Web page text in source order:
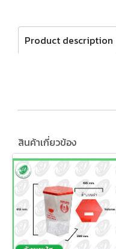
Product description
สินค้าเกี่ยวข้อง